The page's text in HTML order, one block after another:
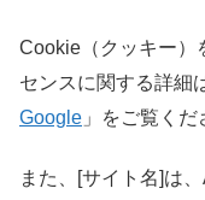
Cookie（クッキー）
センスに関する詳細
Google 」をご覧くだ
また、[サイト名]は